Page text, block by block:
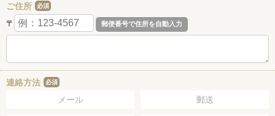
ご住所 必須
〒
連絡方法 必須
メール 郵送